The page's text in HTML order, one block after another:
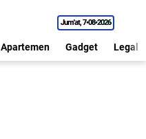
Jum'at 7•08•2026
Apartemen Gadget Legal